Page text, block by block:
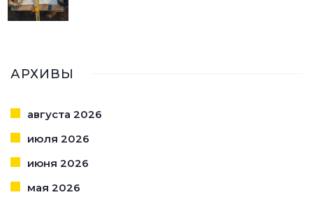
АРХИВЫ
августа 2026
июля 2026
июня 2026
мая 2026